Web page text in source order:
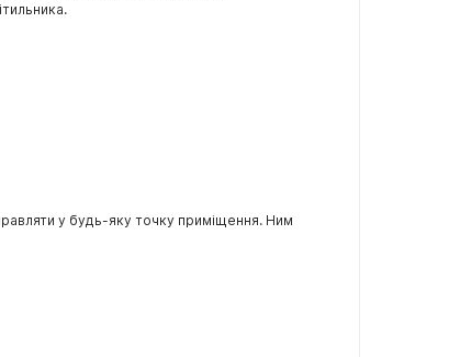
у будь-яку точку приміщення. Ним